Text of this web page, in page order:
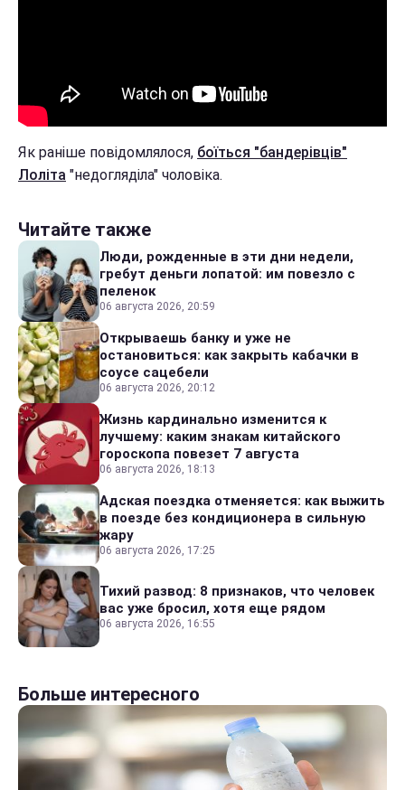
Як раніше повідомлялося, боїться "бандерівців"
Лоліта "недогляділа" чоловіка.
Читайте также
Люди, рожденные в эти дни недели,
гребут деньги лопатой: им повезло с
пеленок
06 августа 2026, 20:59
Открываешь банку и уже не
остановиться: как закрыть кабачки в
соусе сацебели
06 августа 2026, 20:12
Жизнь кардинально изменится к
лучшему: каким знакам китайского
гороскопа повезет 7 августа
06 августа 2026, 18:13
Адская поездка отменяется: как выжить
в поезде без кондиционера в сильную
жару
06 августа 2026, 17:25
Тихий развод: 8 признаков, что человек
вас уже бросил, хотя еще рядом
06 августа 2026, 16:55
Больше интересного